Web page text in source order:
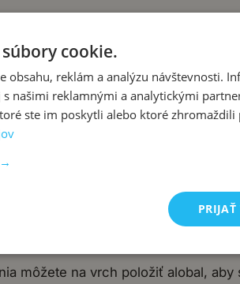
vrch koláča). Odložte bokom.
hustú a bledú zmes.
sekúnd, iba kým sa ingrediencie
a zastavte, keď je cesto
môžete na vrch položiť alobal,
cookie.
obsahu, reklám a analýzu návštevnosti.
našimi reklamnými a analytickými
ste im poskytli alebo ktoré zhromaždili
PRIJAŤ